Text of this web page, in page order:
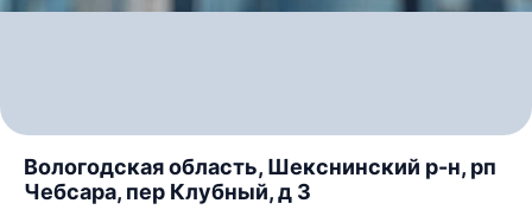
Вологодская область, Шекснинский р-н, рп
Чебсара, пер Клубный, д 3